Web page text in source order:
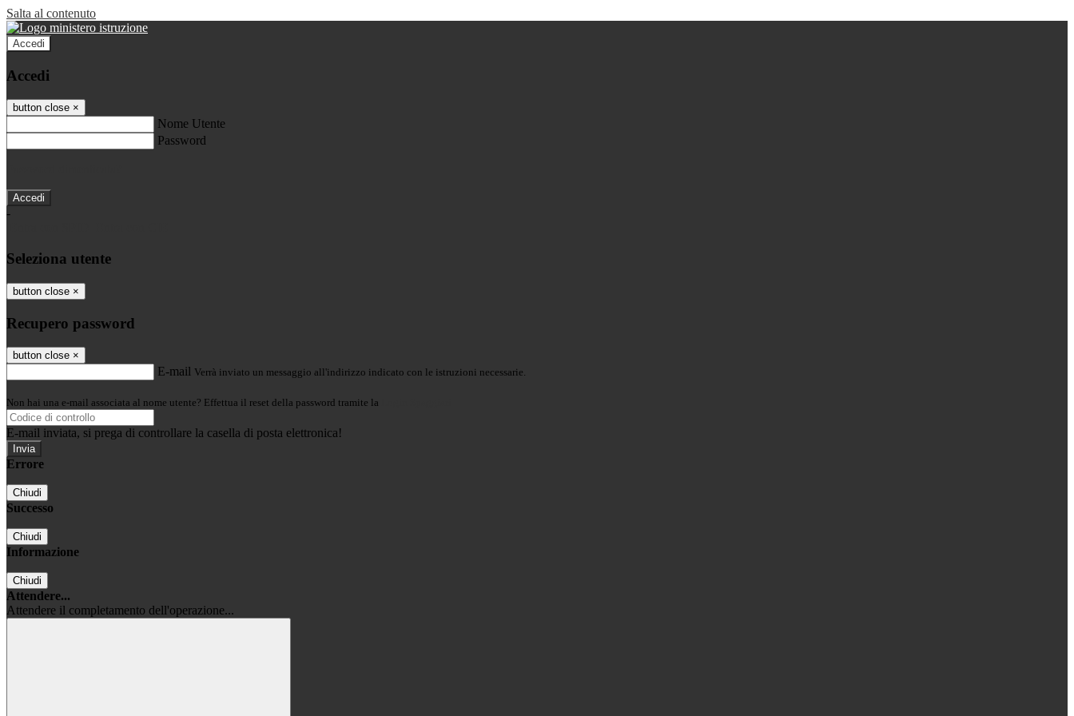
Salta al contenuto
Accedi
Accedi
button close ×
Nome Utente
Password
-
Seleziona utente
button close ×
Recupero password
button close ×
E-mail Verrà inviato un messaggio all'indirizzo indicato con le istruzioni necessarie.
Non hai una e-mail associata al nome utente? Effettua il reset della password tramite la
E-mail inviata, si prega di controllare la casella di posta elettronica!
Errore
Chiudi
Successo
Chiudi
Informazione
Chiudi
Attendere...
Attendere il completamento dell'operazione...